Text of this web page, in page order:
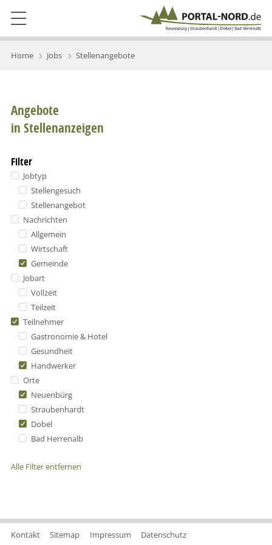
Home Jobs Stellenangebote
Angebote
in Stellenanzeigen
Filter
Jobtyp
Stellengesuch
Stellenangebot
Nachrichten
Allgemein
Wirtschaft
Gemeinde
Jobart
Vollzeit
Teilzeit
Teilnehmer
Gastronomie & Hotel
Gesundheit
Handwerker
Orte
Neuenbürg
Straubenhardt
Dobel
Bad Herrenalb
Alle Filter entfernen
Kontakt Sitemap Impressum Datenschutz